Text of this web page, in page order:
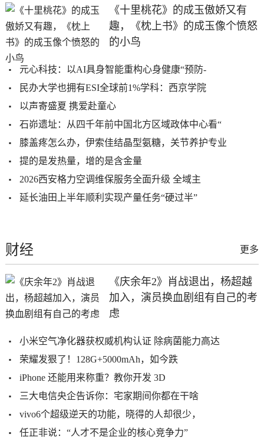
《十里桃花》的成玉傲娇又有
趣，《枕上书》的成玉像个愤怒
的小鸟
元心科技：以AI具身智能重构心身健康“预防-
民办大学也拥有ESI全球前1%学科：西京学院
以声寄盛夏 携爱赴童心
石峁遗址：从四千年前中国北方区域政体中心看“
膝盖疼怎么办，伊索佳结晶型氨糖，关节养护专业
提的是发热量，增的是含金量
2026西安格力空调维保服务全面升级 全域主
延长油田上半年顺利实现产量任务“硬过半”
更多
财经
《庆余年2》肖战退出，杨超越
加入，演员换血剧组有自己的考
虑
小米空气净化器获权威机构认证 除病菌能力高达
荣耀发狠了！128G+5000mAh，如今跌
iPhone 还能用来称重？教你开发 3D
三大电信央企告诉你：宅家期间你都在干啥
vivo6个超级逆天的功能，晓得的人却很少，
任正非说：“人才不是企业的核心竞争力”